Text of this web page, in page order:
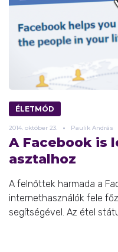
ÉLETMÓD
2014. október 23. Paulik András
A Facebook is
asztalhoz
A felnőttek harmada a
internethasználók fele
segítségével. Az étel